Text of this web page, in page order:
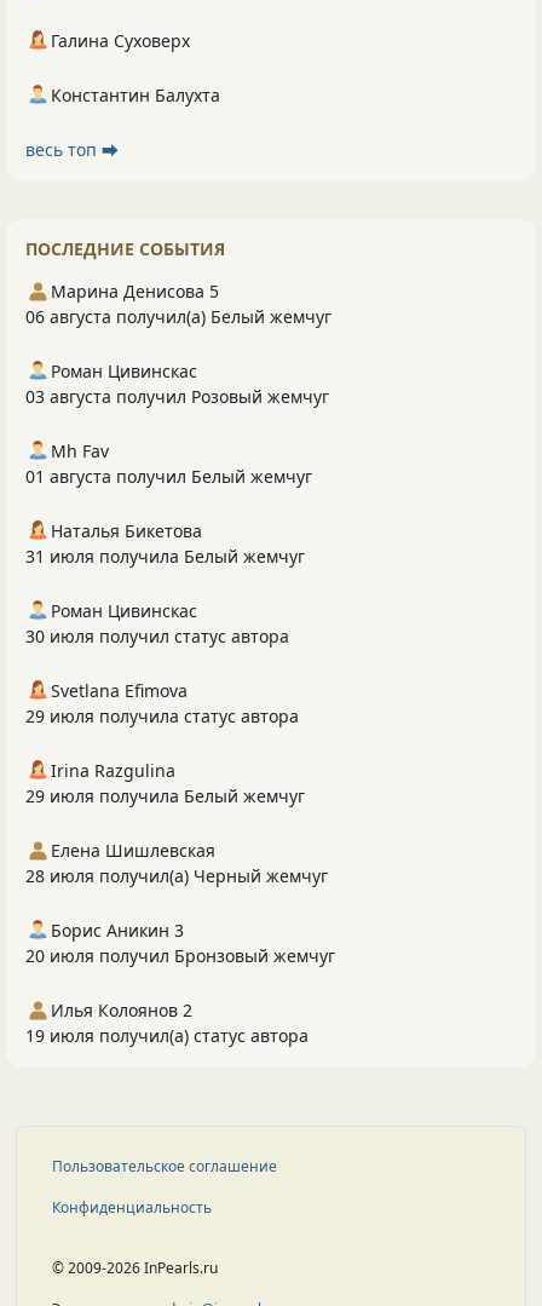
Галина Суховерх
Константин Балухта
весь топ ⮕
ПОСЛЕДНИЕ СОБЫТИЯ
Марина Денисова 5
06 августа получил(а) Белый жемчуг
Роман Цивинскас
03 августа получил Розовый жемчуг
Mh Fav
01 августа получил Белый жемчуг
Наталья Бикетова
31 июля получила Белый жемчуг
Роман Цивинскас
30 июля получил статус автора
Svetlana Efimova
29 июля получила статус автора
Irina Razgulina
29 июля получила Белый жемчуг
Елена Шишлевская
28 июля получил(а) Черный жемчуг
Борис Аникин 3
20 июля получил Бронзовый жемчуг
Илья Колоянов 2
19 июля получил(а) статус автора
Пользовательское соглашение
Конфиденциальность
© 2009-2026 InPearls.ru